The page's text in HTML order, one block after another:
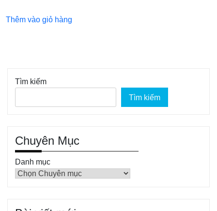
là:
Thêm vào giỏ hàng
Tìm kiếm
Tìm kiếm
Chuyên Mục
Danh mục